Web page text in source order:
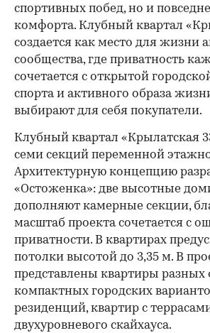
спортивных побед, но и
комфорта. Клубный квартал
создается как место для жизни
сообщества, где приватность
сочетается с открытой
спорта и активного образа
выбирают для себя покупатели.
Клубный квартал «Крылатская
семи секций переменной
Архитектурную концепцию
«Остоженка»: две высотные
дополняют камерные секции,
масштаб проекта сочетается с
приватности. В квартирах
потолки высотой до 3,35 м. В
представлены квартиры
компактных городских
резиденций, квартир с
двухуровневого скайхауса.